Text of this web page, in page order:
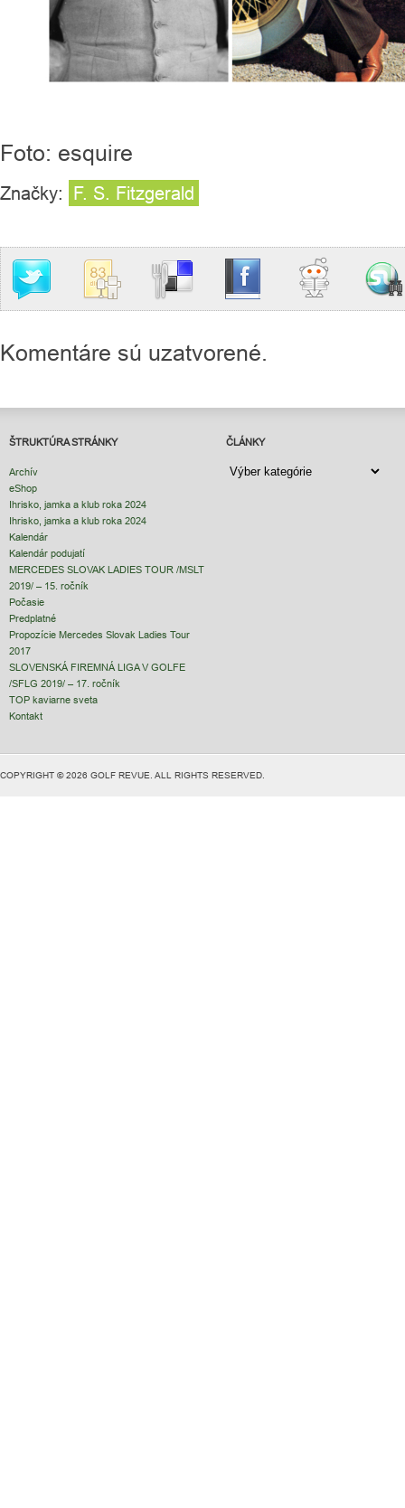
Foto: esquire
Značky: F. S. Fitzgerald
Komentáre sú uzatvorené.
ŠTRUKTÚRA STRÁNKY
Archív
eShop
Ihrisko, jamka a klub roka 2024
Ihrisko, jamka a klub roka 2024
Kalendár
Kalendár podujatí
MERCEDES SLOVAK LADIES TOUR /MSLT
2019/ – 15. ročník
Počasie
Predplatné
Propozície Mercedes Slovak Ladies Tour
2017
SLOVENSKÁ FIREMNÁ LIGA V GOLFE
/SFLG 2019/ – 17. ročník
TOP kaviarne sveta
Kontakt
ČLÁNKY
ČLÁNKY
COPYRIGHT © 2026 GOLF REVUE. ALL RIGHTS RESERVED.